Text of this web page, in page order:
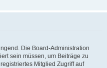
Die Board-Administration
sein müssen, um Beiträge zu
Mitglied Zugriff auf